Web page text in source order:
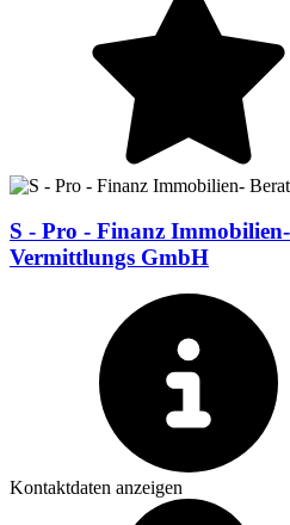
S - Pro - Finanz
Vermittlungs GmbH
Kontaktdaten anzeigen